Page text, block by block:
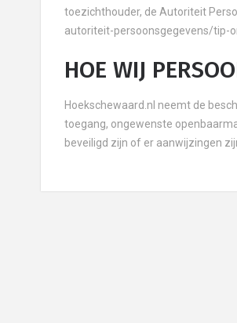
toezichthouder, de Autoriteit
autoriteit-persoonsgegevens/tip-
HOE WIJ
Hoekschewaard.nl neemt de
toegang, ongewenste
beveiligd zijn of er aanwijzingen